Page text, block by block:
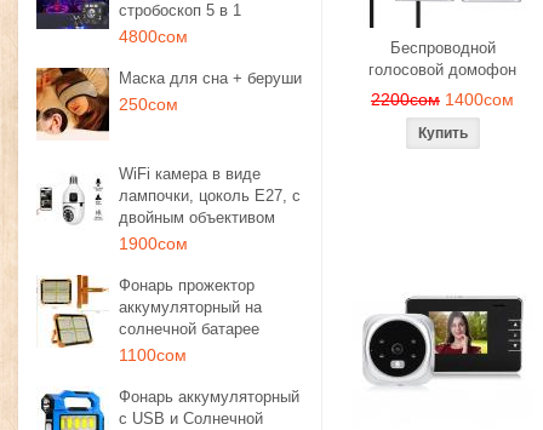
стробоскоп 5 в 1
4800сом
Маска для сна + беруши
250сом
WiFi камера в виде
лампочки, цоколь E27, с
двойным объективом
1900сом
Фонарь прожектор
аккумуляторный на
солнечной батарее
1100сом
Фонарь аккумуляторный
с USB и Солнечной
Беспроводной
голосовой домофон
2200сом 1400сом